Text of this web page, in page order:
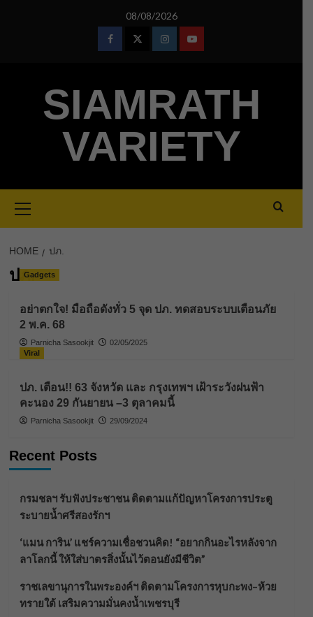
08/08/2026
FacebookTwitterInstagramYoutube
SIAMRATH
VARIETY
Menu
HOME ปภ.
ปภ.Gadgets
อย่าตกใจ! มือถือดังทั่ว 5 จุด ปภ. ทดสอบระบบเตือนภัย
2 พ.ค. 68
Parnicha Sasookjit
02/05/2025
Viral
ปภ. เตือน!! 63 จังหวัด และ กรุงเทพฯ เฝ้าระวังฝนฟ้า
คะนอง 29 กันยายน –3 ตุลาคมนี้
Parnicha Sasookjit 29/09/2024
Recent Posts
กรมชลฯ รับฟังประชาชน ติดตามแก้ปัญหาโครงการประตู
ระบายน้ำศรีสองรักฯ
‘แมน การิน’ แชร์ความเชื่อชวนคิด! “อยากกินอะไรหลังจาก
ลาโลกนี้ ให้ใส่บาตรสิ่งนั้นไว้ตอนยังมีชีวิต”
ราชเลขานุการในพระองค์ฯ ติดตามโครงการหุบกะพง–ห้วย
ทรายใต้ เสริมความมั่นคงน้ำเพชรบุรี